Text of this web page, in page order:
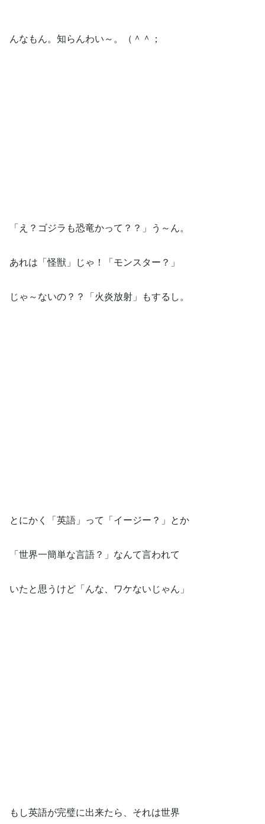
んなもん。知らんわい～。（＾＾；
「え？ゴジラも恐竜かって？？」う～ん。
あれは「怪獣」じゃ！「モンスター？」
じゃ～ないの？？「火炎放射」もするし。
とにかく「英語」って「イージー？」とか
「世界一簡単な言語？」なんて言われて
いたと思うけど「んな、ワケないじゃん」
もし英語が完璧に出来たら、それは世界